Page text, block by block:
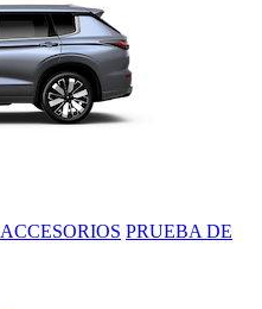
ACCESORIOS PRUEBA DE